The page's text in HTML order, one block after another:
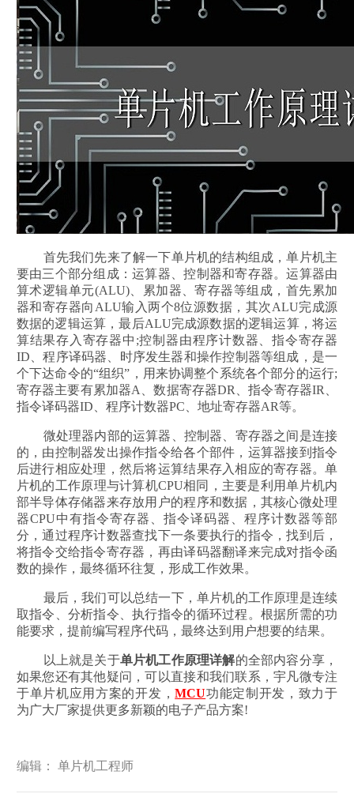
首先我们先来了解一下单片机的结构组成，单片机主
要由三个部分组成：运算器、控制器和寄存器。运算器由
算术逻辑单元(ALU)、累加器、寄存器等组成，首先累加
器和寄存器向ALU输入两个8位源数据，其次ALU完成源
数据的逻辑运算，最后ALU完成源数据的逻辑运算，将运
算结果存入寄存器中;控制器由程序计数器、指令寄存器
ID、程序译码器、时序发生器和操作控制器等组成，是一
个下达命令的“组织”，用来协调整个系统各个部分的运行;
寄存器主要有累加器A、数据寄存器DR、指令寄存器IR、
指令译码器ID、程序计数器PC、地址寄存器AR等。
微处理器内部的运算器、控制器、寄存器之间是连接
的，由控制器发出操作指令给各个部件，运算器接到指令
后进行相应处理，然后将运算结果存入相应的寄存器。单
片机的工作原理与计算机CPU相同，主要是利用单片机内
部半导体存储器来存放用户的程序和数据，其核心微处理
器CPU中有指令寄存器、指令译码器、程序计数器等部
分，通过程序计数器查找下一条要执行的指令，找到后，
将指令交给指令寄存器，再由译码器翻译来完成对指令函
数的操作，最终循环往复，形成工作效果。
最后，我们可以总结一下，单片机的工作原理是连续
取指令、分析指令、执行指令的循环过程。根据所需的功
能要求，提前编写程序代码，最终达到用户想要的结果。
以上就是关于单片机工作原理详解的全部内容分享，
如果您还有其他疑问，可以直接和我们联系，宇凡微专注
于单片机应用方案的开发，MCU功能定制开发，致力于
为广大厂家提供更多新颖的电子产品方案!
编辑： 单片机工程师